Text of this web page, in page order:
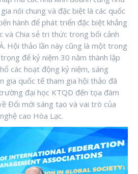
nói chung và đặc biệt là các quốc
hành để phát triển đặc biệt khẳng
và Chia sẻ tri thức trong bối cảnh
Hội thảo lần này cũng là một trong
để kỷ niệm 30 năm thành lập
các hoạt động kỷ niệm, sáng
gia quốc tế tham gia hội thảo đã
đại học KTQD đến tọa đàm
Đổi mới sáng tạo và vai trò của
cao Hòa Lạc.